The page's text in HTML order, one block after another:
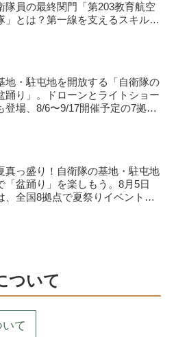
隊員の最終関門「第203教育航空
」とは？第一線を支えるスキルを
地・駐屯地を開放する「自衛隊の
踊り」。ドローンとライトショー
登場、8/6〜9/17開催予定の7拠点
真っ盛り！自衛隊の基地・駐屯地
「盆踊り」を楽しもう。8月5日
、全国8拠点で夏祭りイベントが
ついて
て